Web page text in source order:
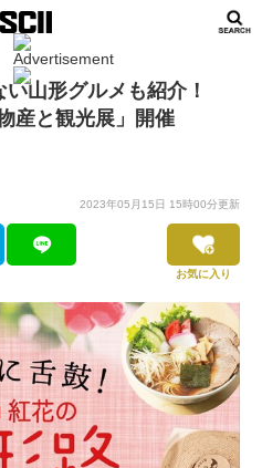
い山形グルメも紹介！
産と観光展」開催
2023年05月15日 15時00分更新
お気に入り